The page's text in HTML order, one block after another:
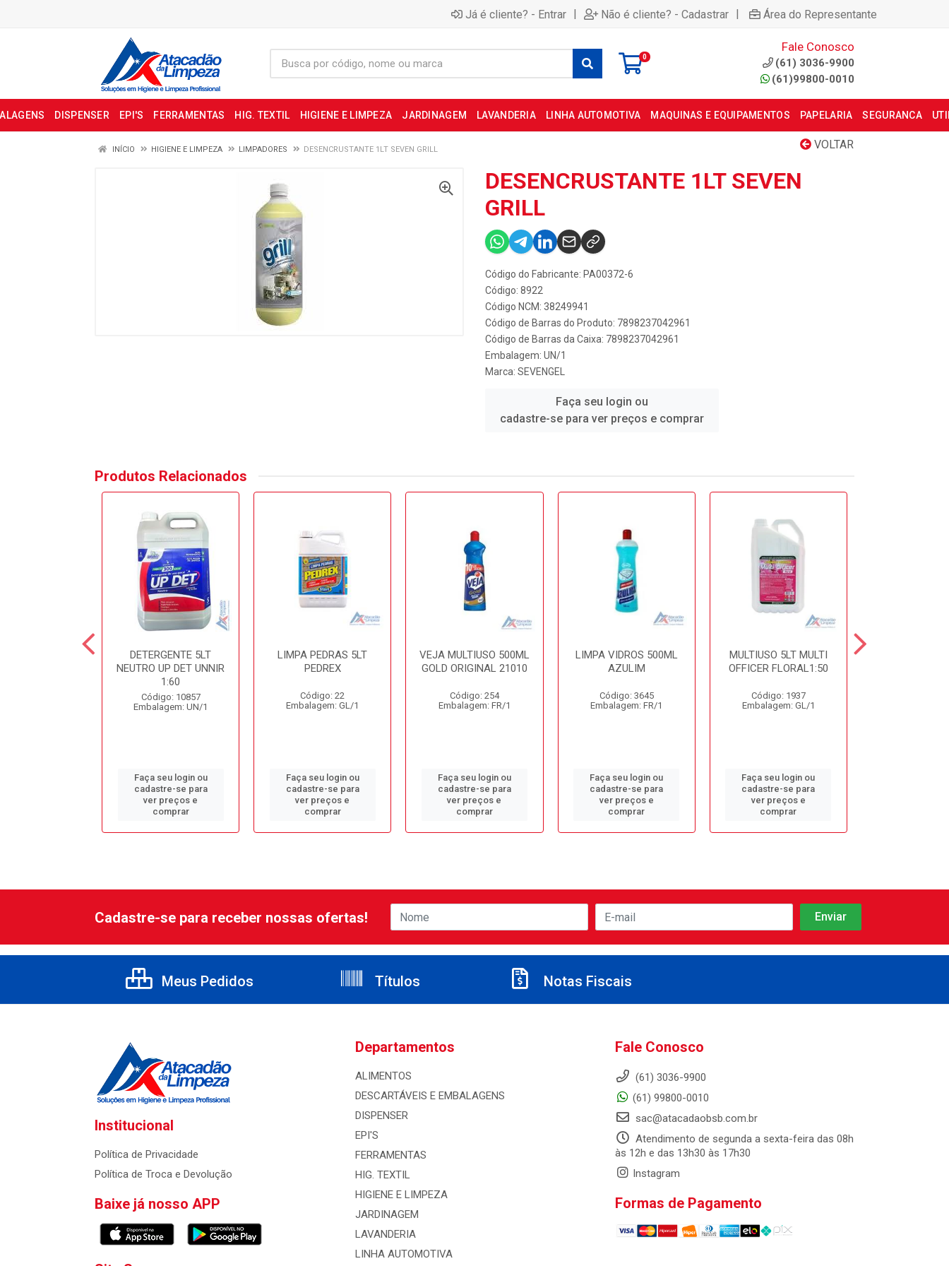
Já é cliente? - Entrar | Não é cliente? - Cadastrar | Área do Representante
0
Fale Conosco
(61) 3036-9900
(61)99800-0010
DISPENSER EPI'S FERRAMENTAS HIG. TEXTIL HIGIENE E LIMPEZA JARDINAGEM LAVANDERIA LINHA AUTOMOTIVA MAQUINAS E EQUIPAMENTOS PAPELARIA SEGURANCA
VOLTAR
INÍCIO HIGIENE E LIMPEZA LIMPADORES DESENCRUSTANTE 1LT SEVEN GRILL
DESENCRUSTANTE 1LT SEVEN
GRILL
Código do Fabricante: PA00372-6
Código: 8922
Código NCM: 38249941
Código de Barras do Produto: 7898237042961
Código de Barras da Caixa: 7898237042961
Embalagem: UN/1
Marca: SEVENGEL
Faça seu login ou
cadastre-se para ver preços e comprar
Produtos Relacionados
DETERGENTE 5LT
NEUTRO UP DET UNNIR
1:60
Código: 10857
Embalagem: UN/1
Faça seu login ou
cadastre-se para
ver preços e
comprar
LIMPA PEDRAS 5LT
PEDREX
Código: 22
Embalagem: GL/1
Faça seu login ou
cadastre-se para
ver preços e
comprar
VEJA MULTIUSO 500ML
GOLD ORIGINAL 21010
Código: 254
Embalagem: FR/1
Faça seu login ou
cadastre-se para
ver preços e
comprar
LIMPA VIDROS 500ML
AZULIM
Código: 3645
Embalagem: FR/1
Faça seu login ou
cadastre-se para
ver preços e
comprar
MULTIUSO 5LT MULTI
OFFICER FLORAL1:50
Código: 1937
Embalagem: GL/1
Faça seu login ou
cadastre-se para
ver preços e
comprar
Cadastre-se para receber nossas ofertas!
Meus Pedidos Títulos Notas Fiscais
Institucional
Política de Privacidade
Política de Troca e Devolução
Baixe já nosso APP
Departamentos
ALIMENTOS
DESCARTÁVEIS E EMBALAGENS
DISPENSER
EPI'S
FERRAMENTAS
HIG. TEXTIL
HIGIENE E LIMPEZA
JARDINAGEM
LAVANDERIA
LINHA AUTOMOTIVA
Fale Conosco
(61) 3036-9900
(61) 99800-0010
sac@atacadaobsb.com.br
Atendimento de segunda a sexta-feira das 08h
às 12h e das 13h30 às 17h30
Instagram
Formas de Pagamento